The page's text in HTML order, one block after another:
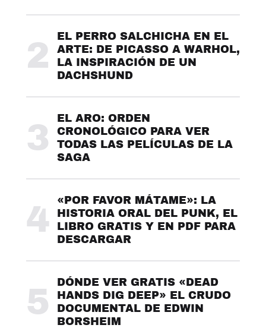
2
EL PERRO SALCHICHA EN EL
ARTE: DE PICASSO A WARHOL,
LA INSPIRACIÓN DE UN
DACHSHUND
3
EL ARO: ORDEN
CRONOLÓGICO PARA VER
TODAS LAS PELÍCULAS DE LA
SAGA
4
«POR FAVOR MÁTAME»: LA
HISTORIA ORAL DEL PUNK, EL
LIBRO GRATIS Y EN PDF PARA
DESCARGAR
5
DÓNDE VER GRATIS «DEAD
HANDS DIG DEEP» EL CRUDO
DOCUMENTAL DE EDWIN
BORSHEIM